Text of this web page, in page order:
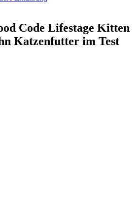
Code Lifestage Kitten
Katzenfutter im Test